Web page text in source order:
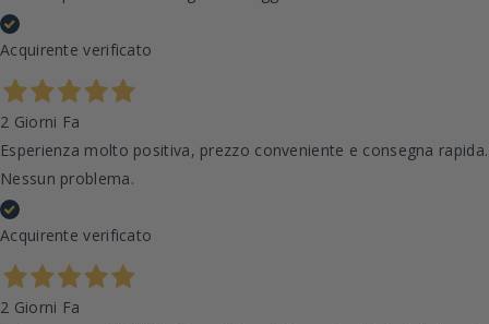
Acquirente verificato
2 Giorni Fa
Esperienza molto positiva, prezzo conveniente e consegna rapida.
Nessun problema.
Acquirente verificato
2 Giorni Fa